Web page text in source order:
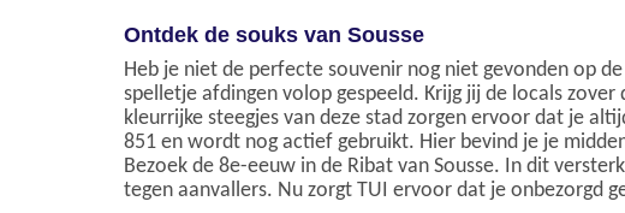
Ontdek de souks van Sousse
Heb je niet de perfecte souvenir nog niet gevonden op
spelletje afdingen volop gespeeld. Krijg jij de locals
kleurrijke steegjes van deze stad zorgen ervoor dat je
851 en wordt nog actief gebruikt. Hier bevind je je
Bezoek de 8e-eeuw in de Ribat van Sousse. In dit
tegen aanvallers. Nu zorgt TUI ervoor dat je onbezorgd